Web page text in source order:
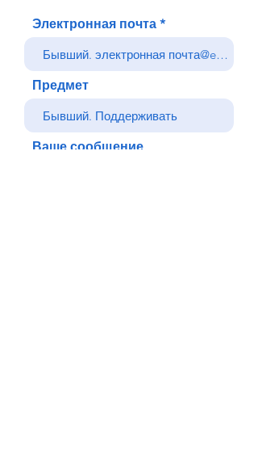
Электронная почта
Предмет
Ваше сообщение